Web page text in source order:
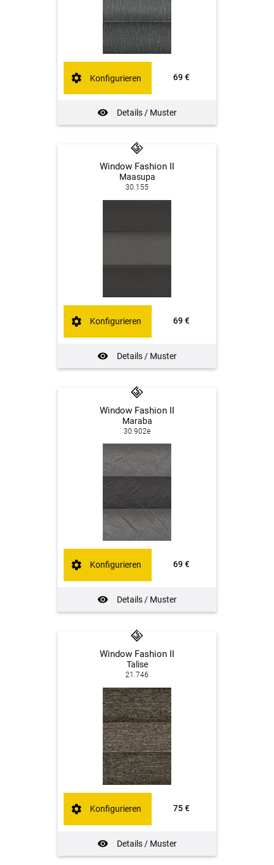
69 €
Details / Muster
Konfigurieren
Window Fashion II
Maasupa
30.155
69 €
Details / Muster
Konfigurieren
Window Fashion II
Maraba
30.902e
69 €
Details / Muster
Konfigurieren
Window Fashion II
Talise
21.746
75 €
Details / Muster
Konfigurieren